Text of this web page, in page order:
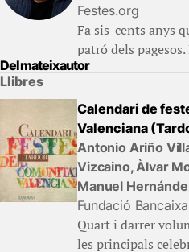
Festes.org
Fa sis-cents anys
patró dels
Del mateix autor
Llibres
Calendari de
Valenciana
Antonio Ariño
Vizcaino, Àlvar
Manuel
Fundació Bancaixa
Quart i darrer
les principals